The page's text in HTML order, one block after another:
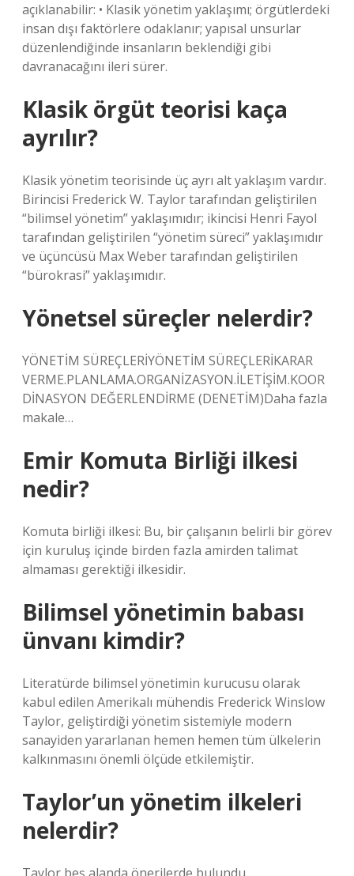
açıklanabilir: • Klasik yönetim yaklaşımı; örgütlerdeki
insan dışı faktörlere odaklanır; yapısal unsurlar
düzenlendiğinde insanların beklendiği gibi
davranacağını ileri sürer.
Klasik örgüt teorisi kaça
ayrılır?
Klasik yönetim teorisinde üç ayrı alt yaklaşım vardır.
Birincisi Frederick W. Taylor tarafından geliştirilen
“bilimsel yönetim” yaklaşımıdır; ikincisi Henri Fayol
tarafından geliştirilen “yönetim süreci” yaklaşımıdır
ve üçüncüsü Max Weber tarafından geliştirilen
“bürokrasi” yaklaşımıdır.
Yönetsel süreçler nelerdir?
YÖNETİM SÜREÇLERİYÖNETİM SÜREÇLERİKARAR
VERME.PLANLAMA.ORGANİZASYON.İLETİŞİM.KOOR
DİNASYON DEĞERLENDİRME (DENETİM)Daha fazla
makale…
Emir Komuta Birliği ilkesi
nedir?
Komuta birliği ilkesi: Bu, bir çalışanın belirli bir görev
için kuruluş içinde birden fazla amirden talimat
almaması gerektiği ilkesidir.
Bilimsel yönetimin babası
ünvanı kimdir?
Literatürde bilimsel yönetimin kurucusu olarak
kabul edilen Amerikalı mühendis Frederick Winslow
Taylor, geliştirdiği yönetim sistemiyle modern
sanayiden yararlanan hemen hemen tüm ülkelerin
kalkınmasını önemli ölçüde etkilemiştir.
Taylor’un yönetim ilkeleri
nelerdir?